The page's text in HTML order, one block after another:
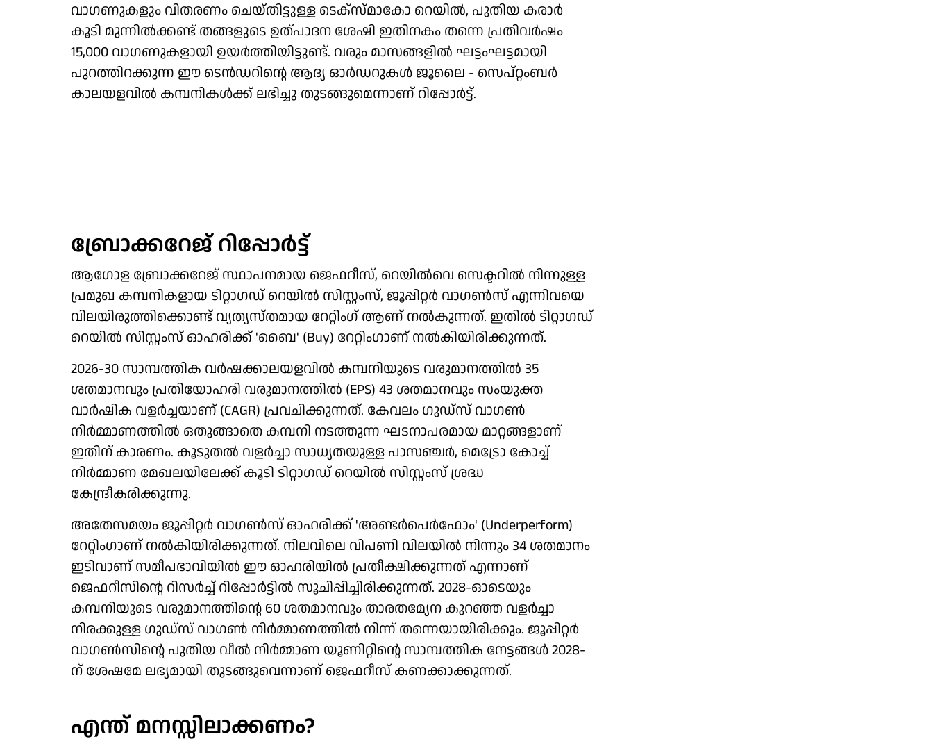
വാ​ഗണുകളും വിതരണം ചെയ്തിട്ടുള്ള ടെക്സ്മാകോ റെയിൽ, പുതിയ കരാർ
കൂടി മുന്നിൽക്കണ്ട് തങ്ങളുടെ ഉത്പാദന ശേഷി ഇതിനകം തന്നെ പ്രതിവർഷം
15,000 വാഗണുകളായി ഉയർത്തിയിട്ടുണ്ട്. വരും മാസങ്ങളിൽ ഘട്ടംഘട്ടമായി
പുറത്തിറക്കുന്ന ഈ ടെൻഡറിന്റെ ആദ്യ ഓർഡറുകൾ ജൂലൈ - സെപ്റ്റംബർ
കാലയളവിൽ കമ്പനികൾക്ക് ലഭിച്ചു തുടങ്ങുമെന്നാണ് റിപ്പോർട്ട്.
ബ്രോക്കറേജ് റിപ്പോർട്ട്
ആഗോള ബ്രോക്കറേജ് സ്ഥാപനമായ ജെഫറീസ്, റെയിൽവെ സെക്ടറിൽ നിന്നുള്ള
പ്രമുഖ കമ്പനികളായ ടിറ്റാഗഡ് റെയിൽ സിസ്റ്റംസ്, ജൂപ്പിറ്റർ വാഗൺസ് എന്നിവയെ
വിലയിരുത്തിക്കൊണ്ട് വ്യത്യസ്തമായ റേറ്റിം​ഗ് ആണ് നൽകുന്നത്. ഇതിൽ ടിറ്റാഗഡ്
റെയിൽ സിസ്റ്റംസ് ഓഹരിക്ക് 'ബൈ' (Buy) റേറ്റിംഗാണ് നൽകിയിരിക്കുന്നത്.
2026-30 സാമ്പത്തിക വർഷക്കാലയളവിൽ കമ്പനിയുടെ വരുമാനത്തിൽ 35
ശതമാനവും പ്രതിയോഹരി വരുമാനത്തിൽ (EPS) 43 ശതമാനവും സംയുക്ത
വാർഷിക വളർച്ചയാണ് (CAGR) പ്രവചിക്കുന്നത്. കേവലം ​ഗുഡ്സ് വാ​ഗൺ
നിർമ്മാണത്തിൽ ഒതുങ്ങാതെ കമ്പനി നടത്തുന്ന ഘടനാപരമായ മാറ്റങ്ങളാണ്
ഇതിന് കാരണം. കൂടുതൽ വളർച്ചാ സാധ്യതയുള്ള പാസഞ്ചർ, മെട്രോ കോച്ച്
നിർമ്മാണ മേഖലയിലേക്ക് കൂടി ടിറ്റാഗഡ് റെയിൽ സിസ്റ്റംസ് ശ്രദ്ധ
കേന്ദ്രീകരിക്കുന്നു.
അതേസമയം ജൂപ്പിറ്റർ വാഗൺസ് ഓഹരിക്ക് 'അണ്ടർപെർഫോം' (Underperform)
റേറ്റിംഗാണ് നൽകിയിരിക്കുന്നത്. നിലവിലെ വിപണി വിലയിൽ നിന്നും 34 ശതമാനം
ഇടിവാണ് സമീപഭാവിയിൽ ഈ ഓഹരിയിൽ പ്രതീക്ഷിക്കുന്നത് എന്നാണ്
ജെഫറീസിന്റെ റിസർച്ച് റിപ്പോർട്ടിൽ സൂചിപ്പിച്ചിരിക്കുന്നത്. 2028-ഓടെയും
കമ്പനിയുടെ വരുമാനത്തിന്റെ 60 ശതമാനവും താരതമ്യേന കുറഞ്ഞ വളർച്ചാ
നിരക്കുള്ള ​ഗുഡ്സ് വാ​ഗൺ നിർമ്മാണത്തിൽ നിന്ന് തന്നെയായിരിക്കും. ജൂപ്പിറ്റർ
വാ​ഗൺസിന്റെ പുതിയ വീൽ നിർമ്മാണ യൂണിറ്റിന്റെ സാമ്പത്തിക നേട്ടങ്ങൾ 2028-
ന് ശേഷമേ ലഭ്യമായി തുടങ്ങുവെന്നാണ് ജെഫറീസ് കണക്കാക്കുന്നത്.
എന്ത് മനസ്സിലാക്കണം?